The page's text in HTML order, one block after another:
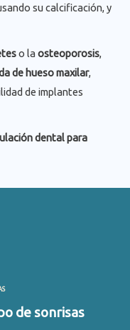
su calcificación, y
o la osteoporosis,
de hueso maxilar,
de implantes
dentalpara
de sonrisas